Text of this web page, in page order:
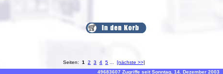
Seiten: 1 2 3 4 5 [nächste >>]
49683607 Zugriffe seit Sonntag, 14. Dezember 2003